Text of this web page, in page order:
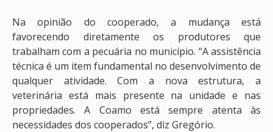
Na opinião do cooperado, a mudança está
favorecendo diretamente os produtores que
trabalham com a pecuária no município. “A assistência
técnica é um item fundamental no desenvolvimento de
qualquer atividade. Com a nova estrutura, a
veterinária está mais presente na unidade e nas
propriedades. A Coamo está sempre atenta às
necessidades dos cooperados”, diz Gregório.